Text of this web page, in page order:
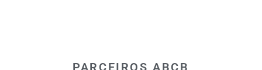
PARCEIROS ABCB